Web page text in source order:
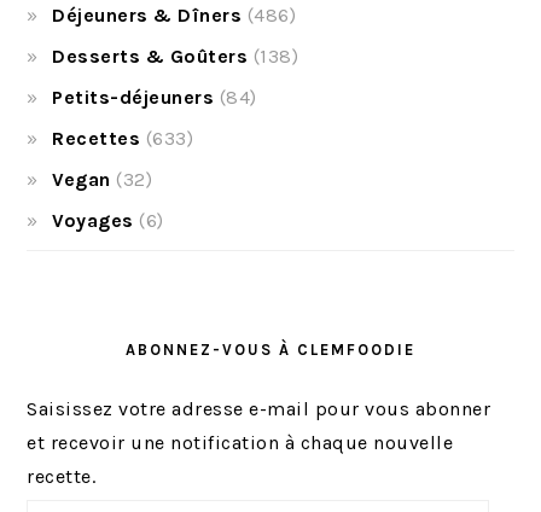
Déjeuners & Dîners (486)
Desserts & Goûters (138)
Petits-déjeuners (84)
Recettes (633)
Vegan (32)
Voyages (6)
ABONNEZ-VOUS À CLEMFOODIE
Saisissez votre adresse e-mail pour vous abonner
et recevoir une notification à chaque nouvelle
recette.